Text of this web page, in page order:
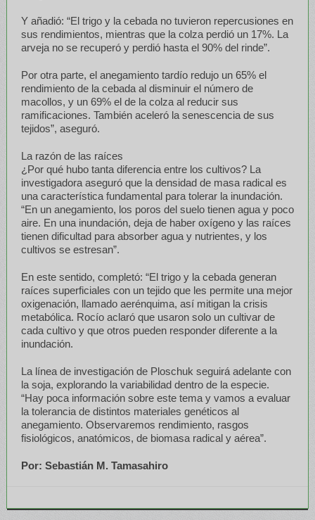
Y añadió: “El trigo y la cebada no tuvieron repercusiones en
sus rendimientos, mientras que la colza perdió un 17%. La
arveja no se recuperó y perdió hasta el 90% del rinde”.
Por otra parte, el anegamiento tardío redujo un 65% el
rendimiento de la cebada al disminuir el número de
macollos, y un 69% el de la colza al reducir sus
ramificaciones. También aceleró la senescencia de sus
tejidos”, aseguró.
La razón de las raíces
¿Por qué hubo tanta diferencia entre los cultivos? La
investigadora aseguró que la densidad de masa radical es
una característica fundamental para tolerar la inundación.
“En un anegamiento, los poros del suelo tienen agua y poco
aire. En una inundación, deja de haber oxígeno y las raíces
tienen dificultad para absorber agua y nutrientes, y los
cultivos se estresan”.
En este sentido, completó: “El trigo y la cebada generan
raíces superficiales con un tejido que les permite una mejor
oxigenación, llamado aerénquima, así mitigan la crisis
metabólica. Rocío aclaró que usaron solo un cultivar de
cada cultivo y que otros pueden responder diferente a la
inundación.
La línea de investigación de Ploschuk seguirá adelante con
la soja, explorando la variabilidad dentro de la especie.
“Hay poca información sobre este tema y vamos a evaluar
la tolerancia de distintos materiales genéticos al
anegamiento. Observaremos rendimiento, rasgos
fisiológicos, anatómicos, de biomasa radical y aérea”.
Por: Sebastián M. Tamasahiro